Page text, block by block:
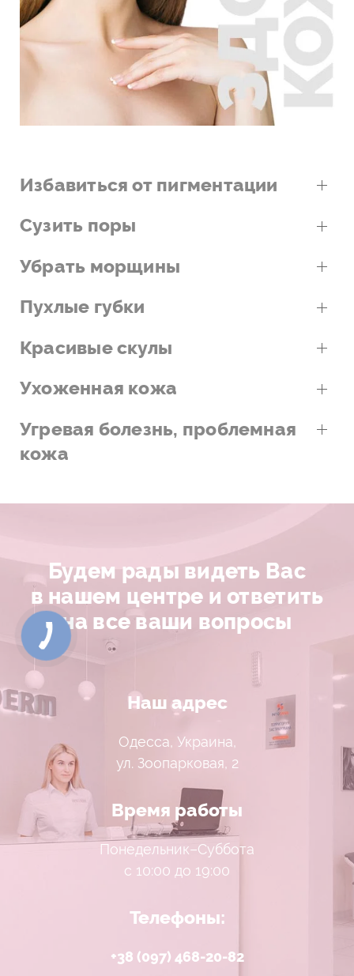
Избавиться от пигментации
Сузить поры
Убрать морщины
Пухлые губки
Красивые скулы
Ухоженная кожа
Угревая болезнь, проблемная
кожа
Будем рады видеть Вас
в нашем центре и ответить
на все ваши вопросы
Наш адрес
Одесса, Украина,
ул. Зоопарковая, 2
Время работы
Понедельник–Суббота
с 10:00 до 19:00
Телефоны:
+38 (097) 468-20-82